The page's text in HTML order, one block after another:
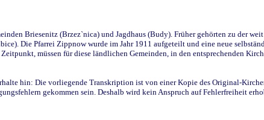
Briesenitz (Brzez`nica) und Jagdhaus (Budy). Früher gehörten zu der
Die Pfarrei Zippnow wurde im Jahr 1911 aufgeteilt und eine neue
müssen für diese ländlichen Gemeinden, in den entsprechenden
hin: Die vorliegende Transkription ist von einer Kopie des Original-
gekommen sein. Deshalb wird kein Anspruch auf Fehlerfreiheit